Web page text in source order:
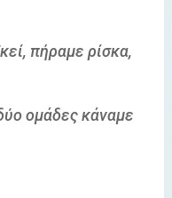
πήραμε ρίσκα,
ομάδες κάναμε